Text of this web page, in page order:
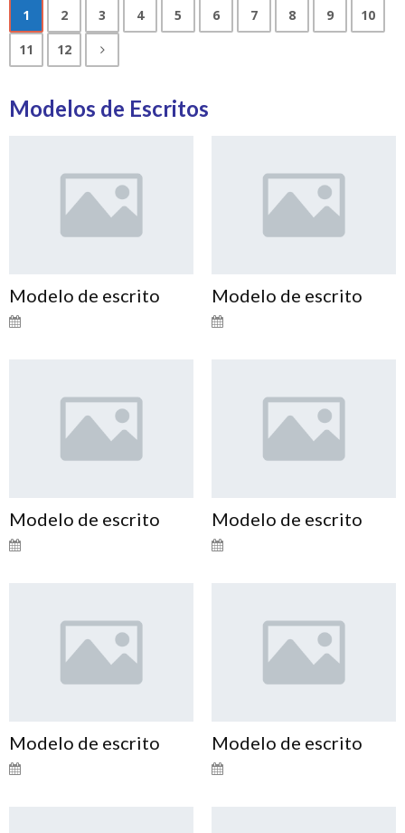
1 2 3 4 5 6 7 8 9
10
11
12
Modelos de Escritos
Modelo de escrito Modelo de escrito
Modelo de escrito Modelo de escrito
Modelo de escrito Modelo de escrito